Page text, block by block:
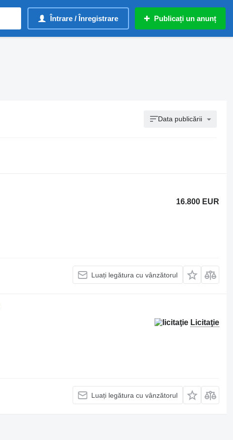
Întrare / Înregistrare Publicați un anunț
Data publicării
16.800 EUR
Luați legătura cu vânzătorul
Licitaţie
Luați legătura cu vânzătorul